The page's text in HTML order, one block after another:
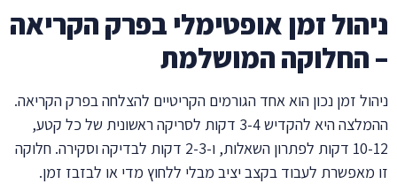
ניהול זמן אופטימלי בפרק הקריאה
– החלוקה המושלמת
ניהול זמן נכון הוא אחד הגורמים הקריטיים להצלחה בפרק הקריאה.
ההמלצה היא להקדיש 3-4 דקות לסריקה ראשונית של כל קטע,
10-12 דקות לפתרון השאלות, ו-2-3 דקות לבדיקה וסקירה. חלוקה
זו מאפשרת לעבוד בקצב יציב מבלי ללחוץ מדי או לבזבז זמן.